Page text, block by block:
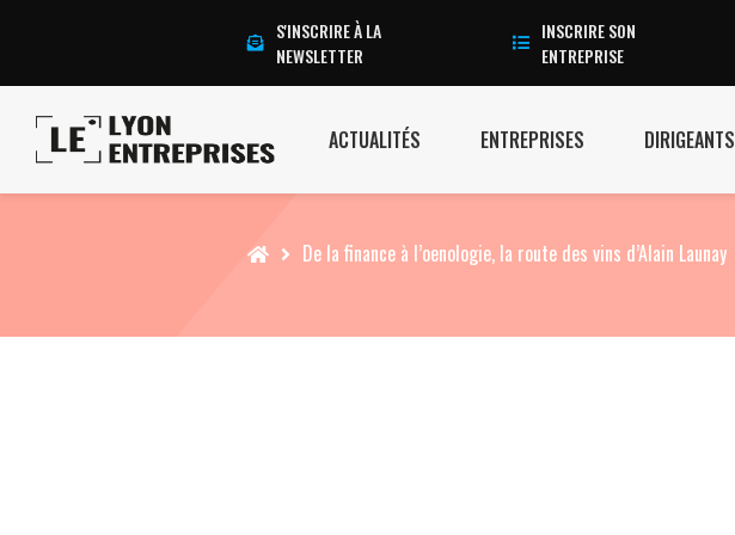
S'INSCRIRE À LA
NEWSLETTER
INSCRIRE SON
ENTREPRISE
ACTUALITÉS ENTREPRISES DIRIGEANTS
Accueil De la finance à l’oenologie, la route des vins d’Alain Launay